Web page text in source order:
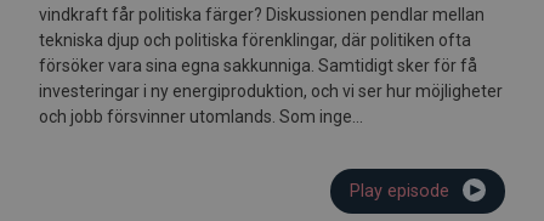
vindkraft får politiska färger? Diskussionen pendlar mellan
tekniska djup och politiska förenklingar, där politiken ofta
försöker vara sina egna sakkunniga. Samtidigt sker för få
investeringar i ny energiproduktion, och vi ser hur möjligheter
och jobb försvinner utomlands. Som inge...
Play episode